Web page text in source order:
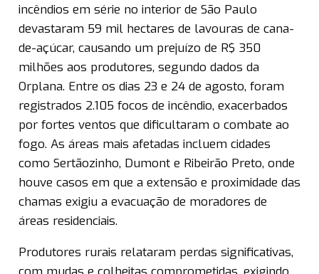
incêndios em série no interior de São Paulo
devastaram 59 mil hectares de lavouras de cana-
de-açúcar, causando um prejuízo de R$ 350
milhões aos produtores, segundo dados da
Orplana. Entre os dias 23 e 24 de agosto, foram
registrados 2.105 focos de incêndio, exacerbados
por fortes ventos que dificultaram o combate ao
fogo. As áreas mais afetadas incluem cidades
como Sertãozinho, Dumont e Ribeirão Preto, onde
houve casos em que a extensão e proximidade das
chamas exigiu a evacuação de moradores de
áreas residenciais.
Produtores rurais relataram perdas significativas,